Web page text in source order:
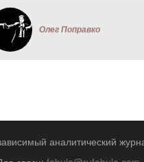
Олег Поправко
аналитический